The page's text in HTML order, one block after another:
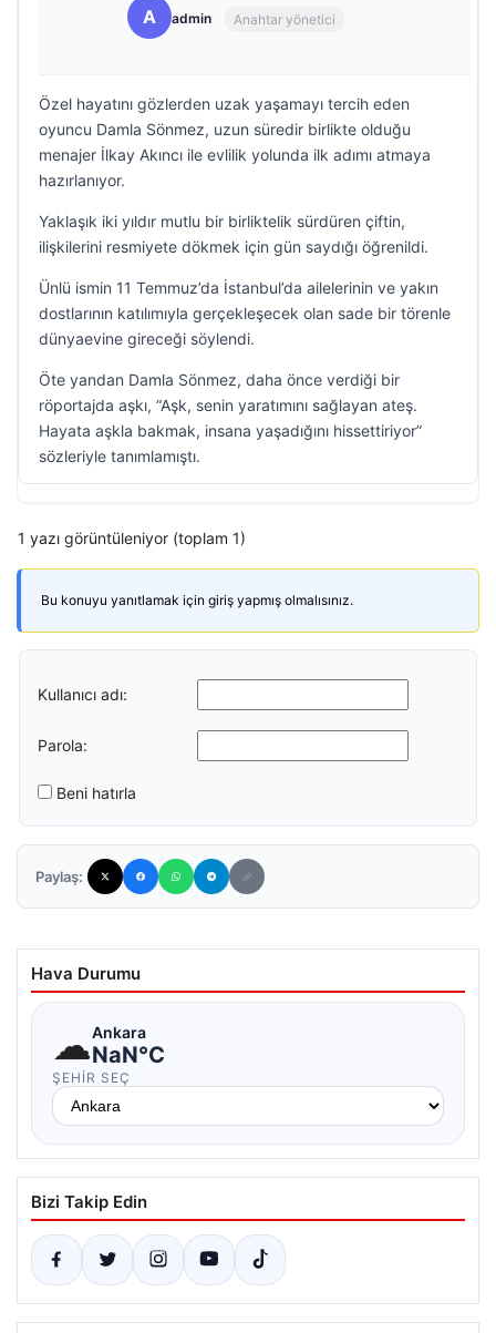
A admin Anahtar yönetici
Özel hayatını gözlerden uzak yaşamayı tercih eden
oyuncu Damla Sönmez, uzun süredir birlikte olduğu
menajer İlkay Akıncı ile evlilik yolunda ilk adımı atmaya
hazırlanıyor.
Yaklaşık iki yıldır mutlu bir birliktelik sürdüren çiftin,
ilişkilerini resmiyete dökmek için gün saydığı öğrenildi.
Ünlü ismin 11 Temmuz’da İstanbul’da ailelerinin ve yakın
dostlarının katılımıyla gerçekleşecek olan sade bir törenle
dünyaevine gireceği söylendi.
Öte yandan Damla Sönmez, daha önce verdiği bir
röportajda aşkı, “Aşk, senin yaratımını sağlayan ateş.
Hayata aşkla bakmak, insana yaşadığını hissettiriyor”
sözleriyle tanımlamıştı.
1 yazı görüntüleniyor (toplam 1)
Bu konuyu yanıtlamak için giriş yapmış olmalısınız.
Kullanıcı adı:
Parola:
Beni hatırla
Paylaş:
Hava Durumu
☁Ankara
NaN°C
ŞEHIR SEÇ
Bizi Takip Edin